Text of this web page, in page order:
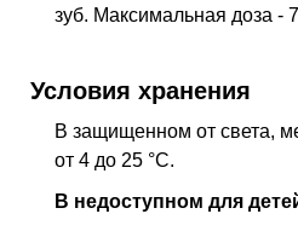
зуб. Максимальная доза - 7
Условия хранения
В защищенном от света,
от 4 до 25 °С.
В недоступном для